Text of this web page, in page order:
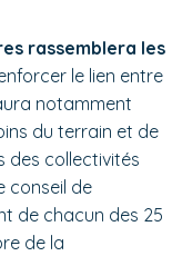
rassemblera les
le lien entre
notamment
du terrain et de
des collectivités
conseil de
de chacun des 25
de la